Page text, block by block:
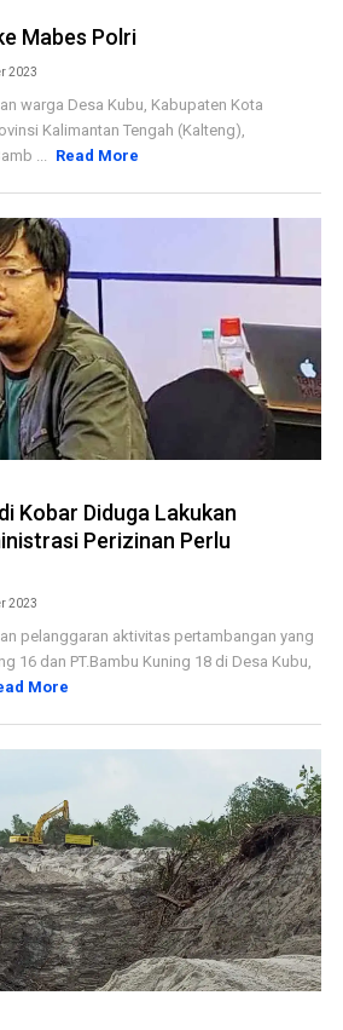
Mabes Polri
2023
warga Desa Kubu, Kabupaten Kota
Kalimantan Tengah (Kalteng),
... Read More
Kobar Diduga Lakukan
Perizinan Perlu
2023
pelanggaran aktivitas pertambangan yang
16 dan PT.Bambu Kuning 18 di Desa Kubu,
More